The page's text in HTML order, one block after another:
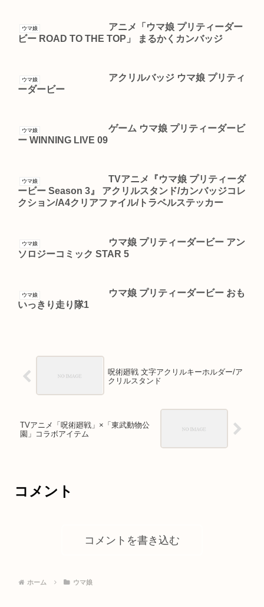
ウマ娘
アニメ「ウマ娘 プリティーダー
ビー ROAD TO THE TOP」 まるかくカンバッジ
ウマ娘
アクリルバッジ ウマ娘 プリティ
ーダービー
ウマ娘
ゲーム ウマ娘 プリティーダービ
ー WINNING LIVE 09
ウマ娘
TVアニメ『ウマ娘 プリティーダ
ービー Season 3』 アクリルスタンド/カンバッジコレ
クション/A4クリアファイル/トラベルステッカー
ウマ娘
ウマ娘 プリティーダービー アン
ソロジーコミック STAR 5
ウマ娘
ウマ娘 プリティーダービー おも
いっきり走り隊1
呪術廻戦 文字アクリルキーホルダー/ア
クリルスタンド
TVアニメ「呪術廻戦」×「東武動物公
園」コラボアイテム
コメント
コメントを書き込む
ホーム ウマ娘